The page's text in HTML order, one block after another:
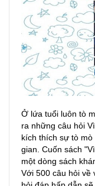
Ở lứa tuổi luôn tò
ra những câu hỏi
kích thích sự tò
gian. Cuốn sách
một dòng sách
Với 500 câu hỏi về